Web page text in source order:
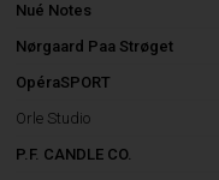
Nué Notes
Nørgaard Paa Strøget
OpéraSPORT
Orle Studio
P.F. CANDLE CO.